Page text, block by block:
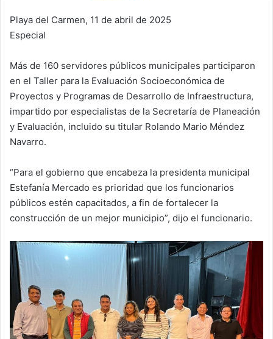
Playa del Carmen, 11 de abril de 2025
Especial
Más de 160 servidores públicos municipales participaron
en el Taller para la Evaluación Socioeconómica de
Proyectos y Programas de Desarrollo de Infraestructura,
impartido por especialistas de la Secretaría de Planeación
y Evaluación, incluido su titular Rolando Mario Méndez
Navarro.
“Para el gobierno que encabeza la presidenta municipal
Estefanía Mercado es prioridad que los funcionarios
públicos estén capacitados, a fin de fortalecer la
construcción de un mejor municipio”, dijo el funcionario.